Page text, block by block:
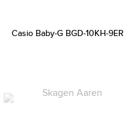
Casio Baby-G BGD-10KH-9ER